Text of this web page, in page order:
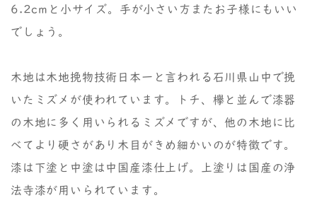
6.2cmと小サイズ。手が小さい方またお子様にもいい
でしょう。
木地は木地挽物技術日本一と言われる石川県山中で挽
いたミズメが使われています。トチ、欅と並んで漆器
の木地に多く用いられるミズメですが、他の木地に比
べてより硬さがあり木目がきめ細かいのが特徴です。
漆は下塗と中塗は中国産漆仕上げ。上塗りは国産の浄
法寺漆が用いられています。